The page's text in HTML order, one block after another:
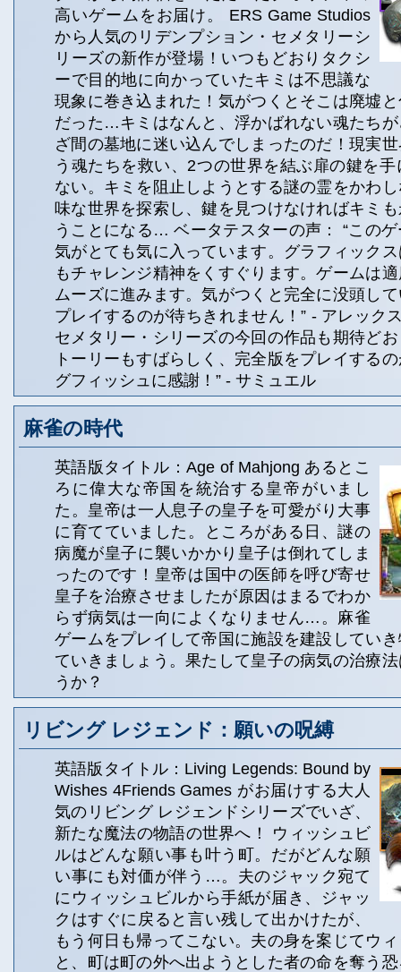
高いゲームをお届け。 ERS Game Studios
から人気のリデンプション・セメタリーシ
リーズの新作が登場！いつもどおりタクシ
ーで目的地に向かっていたキミは不思議な
現象に巻き込まれた！気がつくとそこは廃墟
だった…キミはなんと、浮かばれない魂たち
ざ間の墓地に迷い込んでしまったのだ！現実
う魂たちを救い、2つの世界を結ぶ扉の鍵を
ない。キミを阻止しようとする謎の霊をかわ
味な世界を探索し、鍵を見つけなければキミ
うことになる… ベータテスターの声： “この
気がとても気に入っています。グラフィック
もチャレンジ精神をくすぐります。ゲームは
ムーズに進みます。気がつくと完全に没頭し
プレイするのが待ちきれません！” - アレック
セメタリー・シリーズの今回の作品も期待ど
トーリーもすばらしく、完全版をプレイする
グフィッシュに感謝！” - サミュエル
麻雀の時代
英語版タイトル：Age of Mahjong あるとこ
ろに偉大な帝国を統治する皇帝がいまし
た。皇帝は一人息子の皇子を可愛がり大事
に育てていました。ところがある日、謎の
病魔が皇子に襲いかかり皇子は倒れてしま
ったのです！皇帝は国中の医師を呼び寄せ
皇子を治療させましたが原因はまるでわか
らず病気は一向によくなりません…。麻雀
ゲームをプレイして帝国に施設を建設してい
ていきましょう。果たして皇子の病気の治療
うか？
リビング レジェンド：願いの呪縛
英語版タイトル：Living Legends: Bound by
Wishes 4Friends Games がお届けする大人
気のリビング レジェンドシリーズでいざ、
新たな魔法の物語の世界へ！ ウィッシュビ
ルはどんな願い事も叶う町。だがどんな願
い事にも対価が伴う…。夫のジャック宛て
にウィッシュビルから手紙が届き、ジャッ
クはすぐに戻ると言い残して出かけたが、
もう何日も帰ってこない。夫の身を案じてウ
と、町は町の外へ出ようとした者の命を奪う